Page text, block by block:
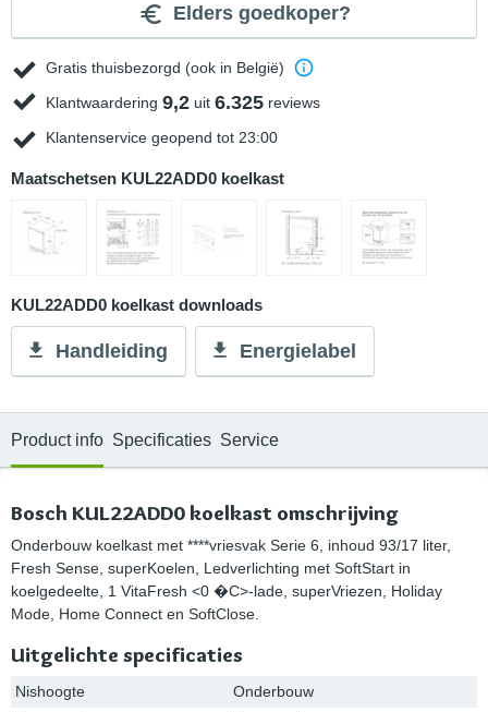
Elders goedkoper?
Gratis thuisbezorgd (ook in België)
Klantwaardering 9,2 uit 6.325 reviews
Klantenservice geopend tot 23:00
Maatschetsen KUL22ADD0 koelkast
KUL22ADD0 koelkast downloads
Handleiding Energielabel
Product info Specificaties Service
Bosch KUL22ADD0 koelkast omschrijving
Onderbouw koelkast met ****vriesvak Serie 6, inhoud 93/17 liter,
Fresh Sense, superKoelen, Ledverlichting met SoftStart in
koelgedeelte, 1 VitaFresh <0 �C>-lade, superVriezen, Holiday
Mode, Home Connect en SoftClose.
Uitgelichte specificaties
Nishoogte
Onderbouw